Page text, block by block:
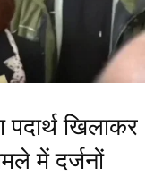
पदार्थ खिलाकर
में दर्जनों